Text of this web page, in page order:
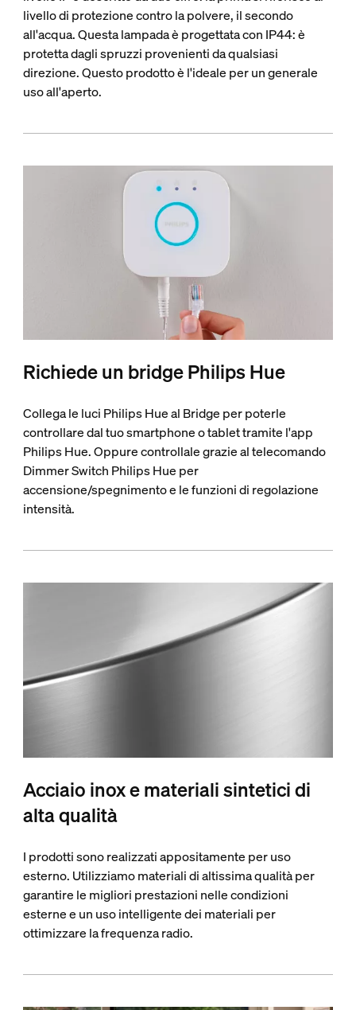
livello di protezione contro la polvere, il secondo
all'acqua. Questa lampada è progettata con IP44: è
protetta dagli spruzzi provenienti da qualsiasi
direzione. Questo prodotto è l'ideale per un generale
uso all'aperto.
Richiede un bridge Philips Hue
Collega le luci Philips Hue al Bridge per poterle
controllare dal tuo smartphone o tablet tramite l'app
Philips Hue. Oppure controllale grazie al telecomando
Dimmer Switch Philips Hue per
accensione/spegnimento e le funzioni di regolazione
intensità.
Acciaio inox e materiali sintetici di
alta qualità
I prodotti sono realizzati appositamente per uso
esterno. Utilizziamo materiali di altissima qualità per
garantire le migliori prestazioni nelle condizioni
esterne e un uso intelligente dei materiali per
ottimizzare la frequenza radio.